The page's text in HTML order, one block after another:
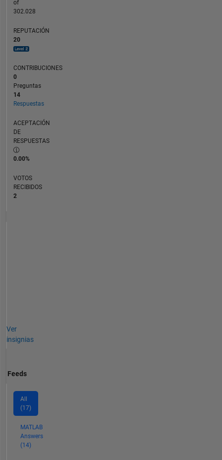
of
302.028
REPUTACIÓN
20
CONTRIBUCIONES
0
Preguntas
14
Respuestas
ACEPTACIÓN
DE
RESPUESTAS
0.00%
VOTOS
RECIBIDOS
2
Ver
insignias
Feeds
All
(17)
MATLAB
Answers
(14)